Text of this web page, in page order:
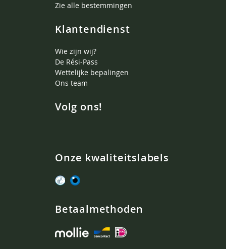
Zie alle bestemmingen
Klantendienst
Wie zijn wij?
De Rési-Pass
Wettelijke bepalingen
Ons team
Volg ons!
Onze kwaliteitslabels
Betaalmethoden